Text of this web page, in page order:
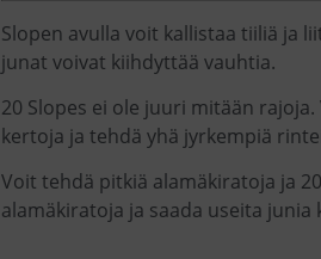
Slopen avulla voit kallistaa tiiliä ja
junat voivat kiihdyttää vauhtia.
20 Slopes ei ole juuri mitään
kertoja ja tehdä yhä jyrkempiä
Voit tehdä pitkiä alamäkiratoja ja
alamäkiratoja ja saada useita